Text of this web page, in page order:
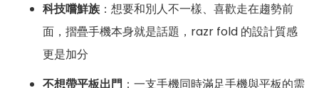
科技嚐鮮族 ：想要和別人不一樣、喜歡走在趨勢前
面，摺疊手機本身就是話題，razr fold 的設計質感
更是加分
不想帶平板出門 ：一支手機同時滿足手機與平板的需